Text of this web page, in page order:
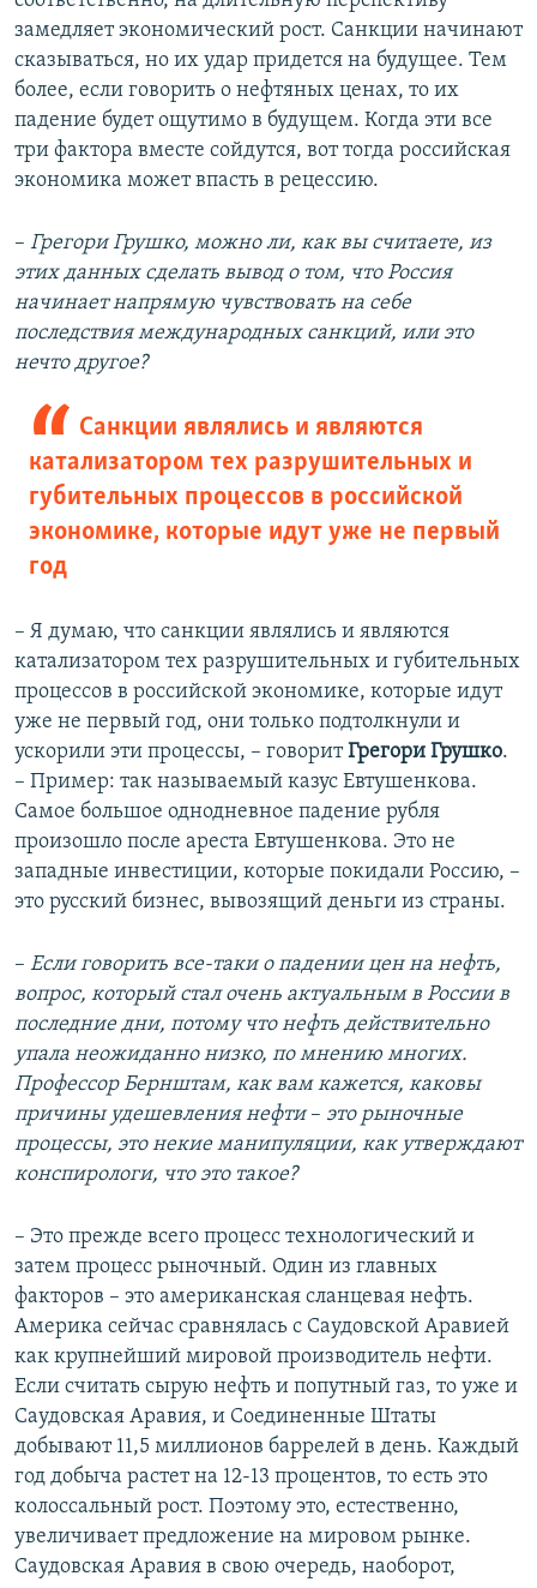
замедляет экономический рост. Санкции начинают
сказываться, но их удар придется на будущее. Тем
более, если говорить о нефтяных ценах, то их
падение будет ощутимо в будущем. Когда эти все
три фактора вместе сойдутся, вот тогда российская
экономика может впасть в рецессию.
– Грегори Грушко, можно ли, как вы считаете, из
этих данных сделать вывод о том, что Россия
начинает напрямую чувствовать на себе
последствия международных санкций, или это
нечто другое?
Санкции являлись и являются
катализатором тех разрушительных и
губительных процессов в российской
экономике, которые идут уже не первый
год
– Я думаю, что санкции являлись и являются
катализатором тех разрушительных и губительных
процессов в российской экономике, которые идут
уже не первый год, они только подтолкнули и
ускорили эти процессы, – говоритГрегори Грушко.
– Пример: так называемый казус Евтушенкова.
Самое большое однодневное падение рубля
произошло после ареста Евтушенкова. Это не
западные инвестиции, которые покидали Россию, –
это русский бизнес, вывозящий деньги из страны.
– Если говорить все-таки о падении цен на нефть,
вопрос, который стал очень актуальным в России в
последние дни, потому что нефть действительно
упала неожиданно низко, по мнению многих.
Профессор Бернштам, как вам кажется, каковы
причины удешевления нефти– это рыночные
процессы, это некие манипуляции, как утверждают
конспирологи, что это такое?
– Это прежде всего процесс технологический и
затем процесс рыночный. Один из главных
факторов – это американская сланцевая нефть.
Америка сейчас сравнялась с Саудовской Аравией
как крупнейший мировой производитель нефти.
Если считать сырую нефть и попутный газ, то уже и
Саудовская Аравия, и Соединенные Штаты
добывают 11,5 миллионов баррелей в день. Каждый
год добыча растет на 12-13 процентов, то есть это
колоссальный рост. Поэтому это, естественно,
увеличивает предложение на мировом рынке.
Саудовская Аравия в свою очередь, наоборот,